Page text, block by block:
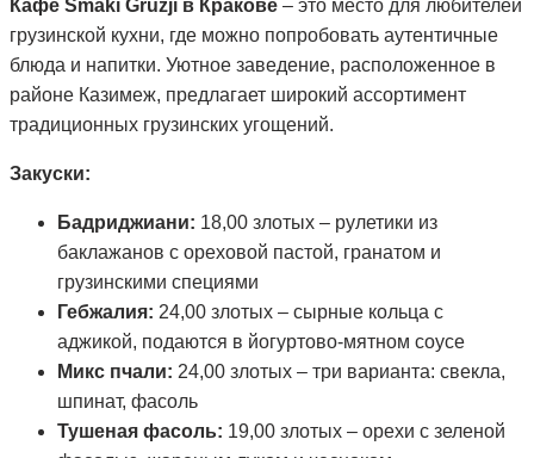
Кафе Smaki Gruzji в Кракове – это место для любителей
грузинской кухни, где можно попробовать аутентичные
блюда и напитки. Уютное заведение, расположенное в
районе Казимеж, предлагает широкий ассортимент
традиционных грузинских угощений.
Закуски:
Бадриджиани: 18,00 злотых – рулетики из
баклажанов с ореховой пастой, гранатом и
грузинскими специями
Гебжалия: 24,00 злотых – сырные кольца с
аджикой, подаются в йогуртово-мятном соусе
Микс пчали: 24,00 злотых – три варианта: свекла,
шпинат, фасоль
Тушеная фасоль: 19,00 злотых – орехи с зеленой